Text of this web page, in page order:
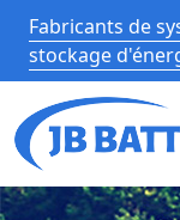
Fabricants de
stockage